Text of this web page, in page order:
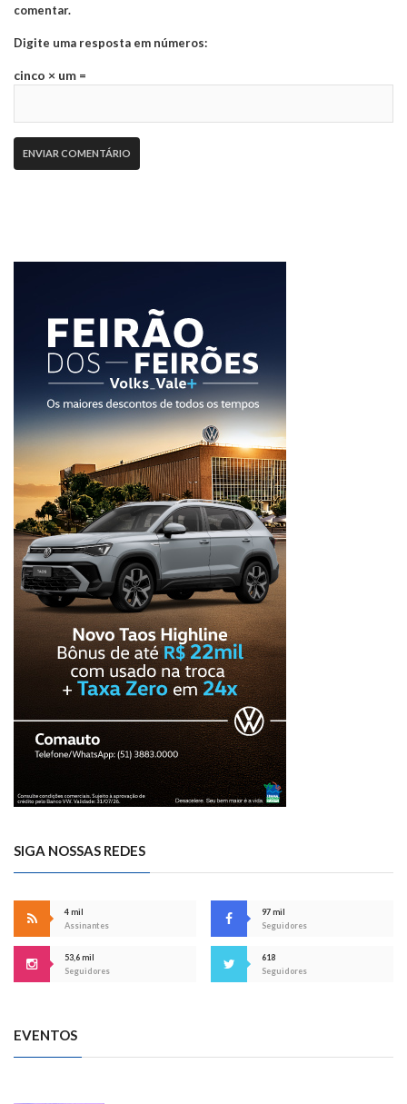
comentar.
Digite uma resposta em números:
cinco × um =
SIGA NOSSAS REDES
4 mil
Assinantes
97 mil
Seguidores
53,6 mil
Seguidores
618
Seguidores
EVENTOS